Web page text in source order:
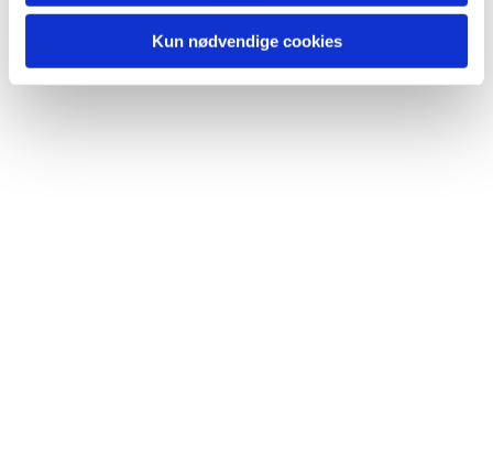
Kun nødvendige cookies